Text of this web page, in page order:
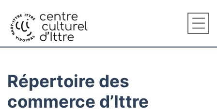
Répertoire des
commerce d’Ittre